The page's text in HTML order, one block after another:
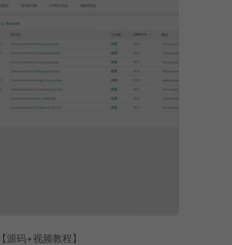
码+视频教程】